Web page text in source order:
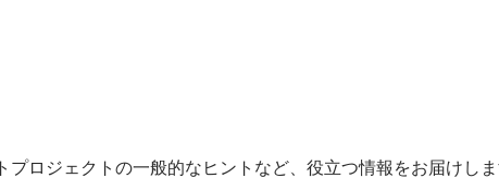
ロジェクトの一般的なヒントなど、役立つ情報をお届けしま